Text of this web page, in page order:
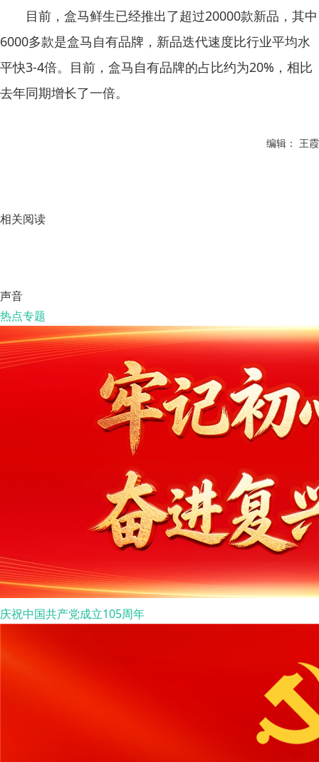
目前，盒马鲜生已经推出了超过20000款新品，其中
6000多款是盒马自有品牌，新品迭代速度比行业平均水
平快3-4倍。目前，盒马自有品牌的占比约为20%，相比
去年同期增长了一倍。
编辑： 王霞
相关阅读
声音
热点专题
庆祝中国共产党成立105周年